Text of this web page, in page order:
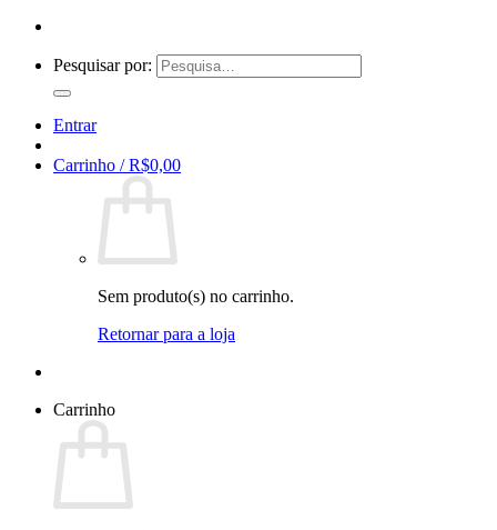
Pesquisar por:
Entrar
Carrinho /R$0,00
Sem produto(s) no carrinho.
Retornar para a loja
Carrinho